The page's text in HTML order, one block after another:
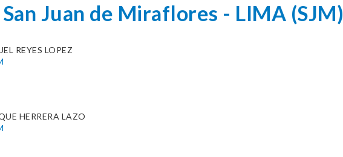
Juan de Miraflores - LIMA (SJM)
REYES LOPEZ
HERRERA LAZO